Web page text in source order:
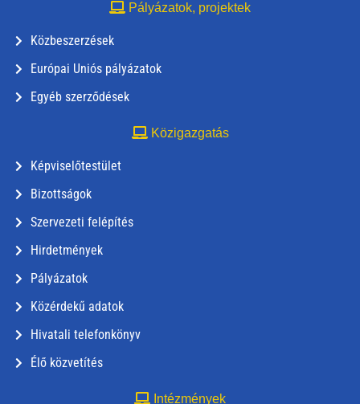
Pályázatok, projektek
Közbeszerzések
Európai Uniós pályázatok
Egyéb szerződések
Közigazgatás
Képviselőtestület
Bizottságok
Szervezeti felépítés
Hirdetmények
Pályázatok
Közérdekű adatok
Hivatali telefonkönyv
Élő közvetítés
Intézmények